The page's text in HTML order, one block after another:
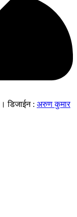
डिजाईन : अरुण कुमार